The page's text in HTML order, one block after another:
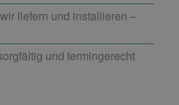
liefern und installieren –
und termingerecht